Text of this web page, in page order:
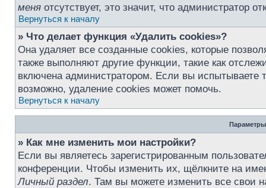
меня отсутствует, это значит, что администратор
Вернуться к началу
» Что делает функция «Удалить cookies»?
Она удаляет все созданные cookies, которые
также выполняют другие функции, такие как
включена администратором. Если вы
возможно, удаление cookies может помочь.
Вернуться к началу
Параметры
» Как мне изменить мои настройки?
Если вы являетесь зарегистрированным
конференции. Чтобы изменить их, щёлкните на
Личный раздел. Там вы можете изменить все свои